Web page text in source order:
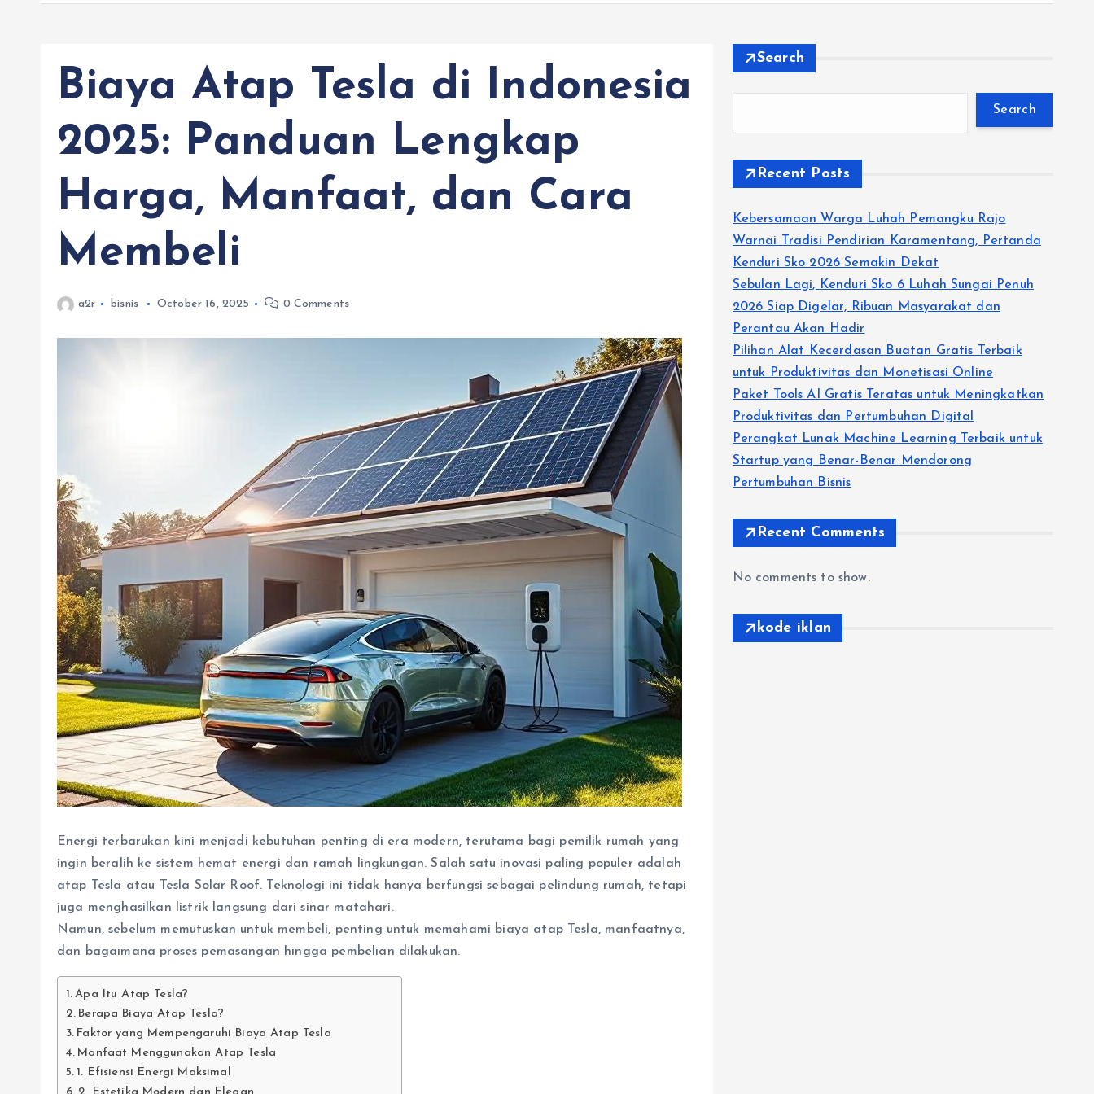
Biaya Atap Tesla di Indonesia
2025: Panduan Lengkap
Harga, Manfaat, dan Cara
Membeli
a2r bisnis October 16, 2025 0 Comments
Energi terbarukan kini menjadi kebutuhan penting di era modern, terutama bagi pemilik rumah yang
ingin beralih ke sistem hemat energi dan ramah lingkungan. Salah satu inovasi paling populer adalah
atap Tesla atau Tesla Solar Roof. Teknologi ini tidak hanya berfungsi sebagai pelindung rumah, tetapi
juga menghasilkan listrik langsung dari sinar matahari.
Namun, sebelum memutuskan untuk membeli, penting untuk memahami biaya atap Tesla, manfaatnya,
dan bagaimana proses pemasangan hingga pembelian dilakukan.
Apa Itu Atap Tesla?
Berapa Biaya Atap Tesla?
Faktor yang Mempengaruhi Biaya Atap Tesla
Manfaat Menggunakan Atap Tesla
1. Efisiensi Energi Maksimal
Search
Search
Recent Posts
Kebersamaan Warga Luhah Pemangku Rajo
Warnai Tradisi Pendirian Karamentang, Pertanda
Kenduri Sko 2026 Semakin Dekat
Sebulan Lagi, Kenduri Sko 6 Luhah Sungai Penuh
2026 Siap Digelar, Ribuan Masyarakat dan
Perantau Akan Hadir
Pilihan Alat Kecerdasan Buatan Gratis Terbaik
untuk Produktivitas dan Monetisasi Online
Paket Tools AI Gratis Teratas untuk Meningkatkan
Produktivitas dan Pertumbuhan Digital
Perangkat Lunak Machine Learning Terbaik untuk
Startup yang Benar-Benar Mendorong
Pertumbuhan Bisnis
Recent Comments
No comments to show.
kode iklan